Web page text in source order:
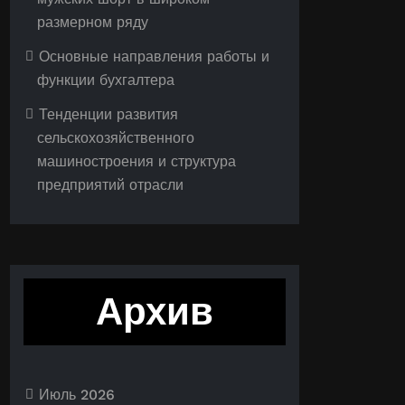
размерном ряду
Основные направления работы и
функции бухгалтера
Тенденции развития
сельскохозяйственного
машиностроения и структура
предприятий отрасли
Архив
Июль 2026